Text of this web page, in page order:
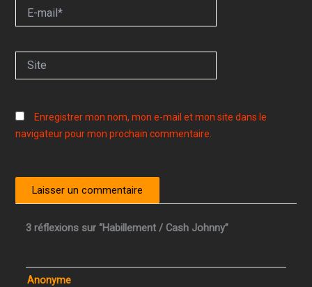
mail*
Enregistrer mon nom, mon e-mail et mon site dans le
navigateur pour mon prochain commentaire.
3 réflexions sur “Habillement / Cash Johnny”
Anonyme